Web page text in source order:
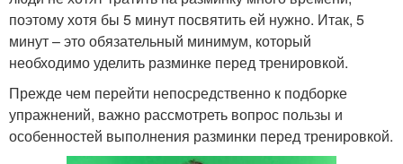
поэтому хотя бы 5 минут посвятить ей нужно. Итак, 5
минут – это обязательный минимум, который
необходимо уделить разминке перед тренировкой.
Прежде чем перейти непосредственно к подборке
упражнений, важно рассмотреть вопрос пользы и
особенностей выполнения разминки перед тренировкой.